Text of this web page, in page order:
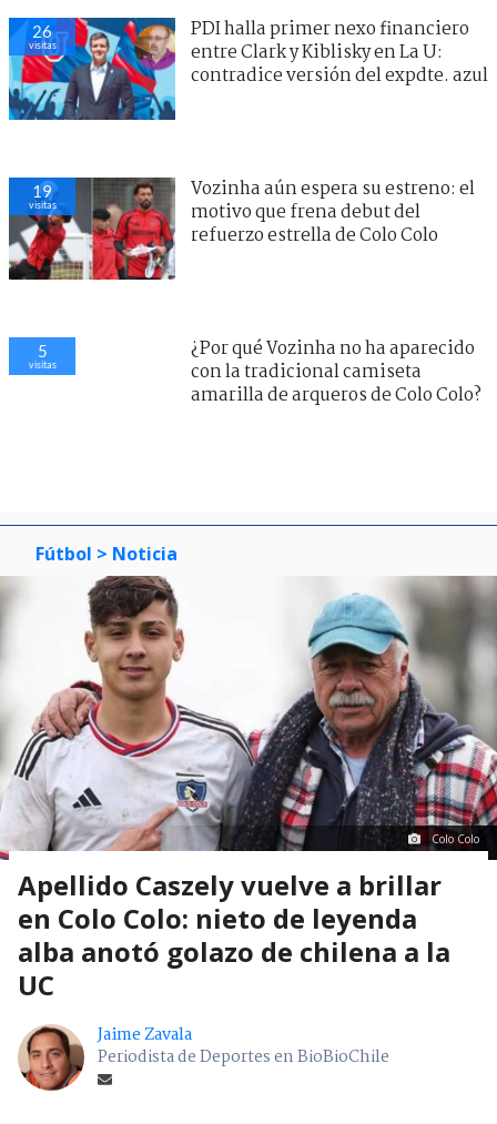
22
visitas
PDI halla primer nexo financiero
entre Clark y Kiblisky en La U:
contradice versión del expdte. azul
20
visitas
¿Por qué Vozinha no ha aparecido
con la tradicional camiseta
amarilla de arqueros de Colo Colo?
Apellido Caszely vuelve a brillar
en Colo Colo: nieto de leyenda
alba anotó golazo de chilena a la
UC
Jaime Zavala
Periodista de Deportes en BioBioChile
Jueves 06 Agosto, 2026 | 19:40
Seguimos criterios de